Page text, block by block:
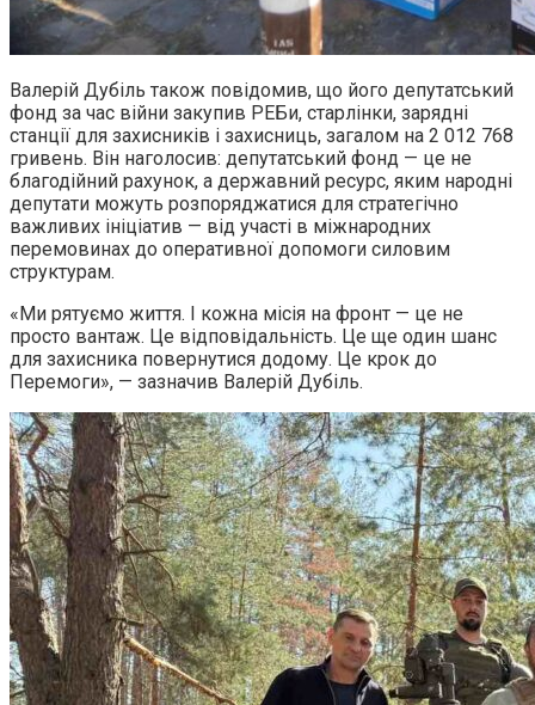
Валерій Дубіль також повідомив, що його депутатський
фонд за час війни закупив РЕБи, старлінки, зарядні
станції для захисників і захисниць, загалом на 2 012 768
гривень. Він наголосив: депутатський фонд — це не
благодійний рахунок, а державний ресурс, яким народні
депутати можуть розпоряджатися для стратегічно
важливих ініціатив — від участі в міжнародних
перемовинах до оперативної допомоги силовим
структурам.
«Ми рятуємо життя. І кожна місія на фронт — це не
просто вантаж. Це відповідальність. Це ще один шанс
для захисника повернутися додому. Це крок до
Перемоги», — зазначив Валерій Дубіль.